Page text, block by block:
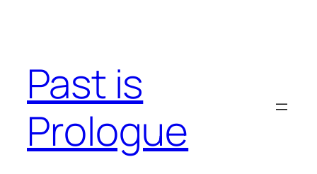
Past is
Prologue